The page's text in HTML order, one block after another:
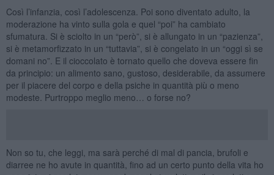
Così l’infanzia, così l’adolescenza. Poi sono diventato adulto, la
moderazione ha vinto sulla gola e quel “poi” ha cambiato
sfumatura. Si è sciolto in un “però”, si è allungato in un “pazienza”,
si è metamorfizzato in un “tuttavia”, si è congelato in un “oggi sì se
domani no”. E il cioccolato è tornato quello che doveva essere fin
da principio: un alimento sano, gustoso, desiderabile, da assumere
per il piacere del corpo e della psiche in quantità più o meno
modeste. Purtroppo meglio meno… o forse no?
Non so tu, che leggi, ma sarà perché di mal di pancia, brufoli e
diarree ne ho avute in quantità, fino ad un certo punto della vita ho